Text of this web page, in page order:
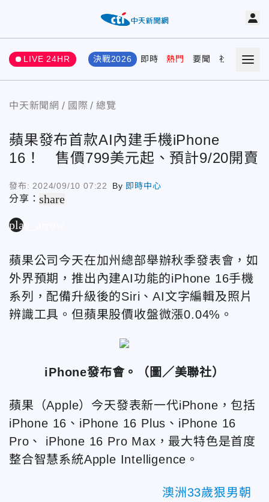
LIVE 24HR 決戰2026 即時 熱門 要聞 社會 娛樂
中天新聞網 國際 總覽
蘋果發布首款AI內建手機iPhone
16！ 售價799美元起、預計9/20開賣
發布: 2024/09/10 07:22 By 即時中心
分享：share
play_arrow
蘋果公司今天在加州總部舉辦秋季發表會，如
外界預期，推出內建AI功能的iPhone 16手機
系列，配備升級後的Siri、AI文字編輯及照片
辨識工具。但蘋果股價收盤微漲0.04%。
iPhone發布會。（圖／美聯社）
蘋果（Apple）今天發表新一代iPhone，包括
iPhone 16、iPhone 16 Plus、iPhone 16
Pro、 iPhone 16 Pro Max，最大特色是首度
整合智慧系統Apple Intelligence。
澳洲33歲狠男朝